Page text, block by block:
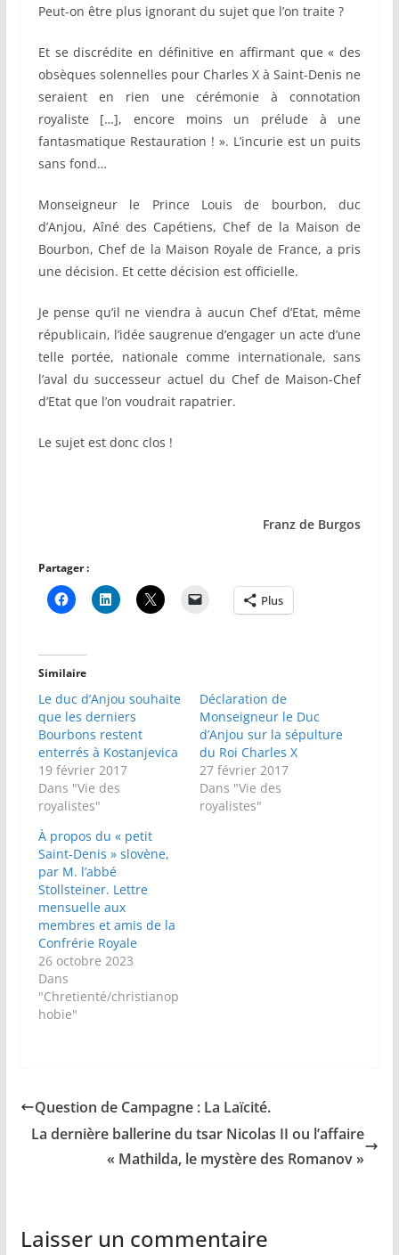
Peut-on être plus ignorant du sujet que l’on traite ?
Et se discrédite en définitive en affirmant que « des
obsèques solennelles pour Charles X à Saint-Denis ne
seraient en rien une cérémonie à connotation
royaliste […], encore moins un prélude à une
fantasmatique Restauration ! ». L’incurie est un puits
sans fond…
Monseigneur le Prince Louis de bourbon, duc
d’Anjou, Aîné des Capétiens, Chef de la Maison de
Bourbon, Chef de la Maison Royale de France, a pris
une décision. Et cette décision est officielle.
Je pense qu’il ne viendra à aucun Chef d’Etat, même
républicain, l’idée saugrenue d’engager un acte d’une
telle portée, nationale comme internationale, sans
l’aval du successeur actuel du Chef de Maison-Chef
d’Etat que l’on voudrait rapatrier.
Le sujet est donc clos !
Franz de Burgos
Partager :
Plus
Similaire
Le duc d’Anjou souhaite
que les derniers
Bourbons restent
enterrés à Kostanjevica
19 février 2017
Dans "Vie des
royalistes"
Déclaration de
Monseigneur le Duc
d’Anjou sur la sépulture
du Roi Charles X
27 février 2017
Dans "Vie des
royalistes"
À propos du « petit
Saint-Denis » slovène,
par M. l’abbé
Stollsteiner. Lettre
mensuelle aux
membres et amis de la
Confrérie Royale
26 octobre 2023
Dans
"Chretienté/christianop
hobie"
Question de Campagne : La Laïcité.
La dernière ballerine du tsar Nicolas II ou l’affaire
« Mathilda, le mystère des Romanov »
Laisser un commentaire